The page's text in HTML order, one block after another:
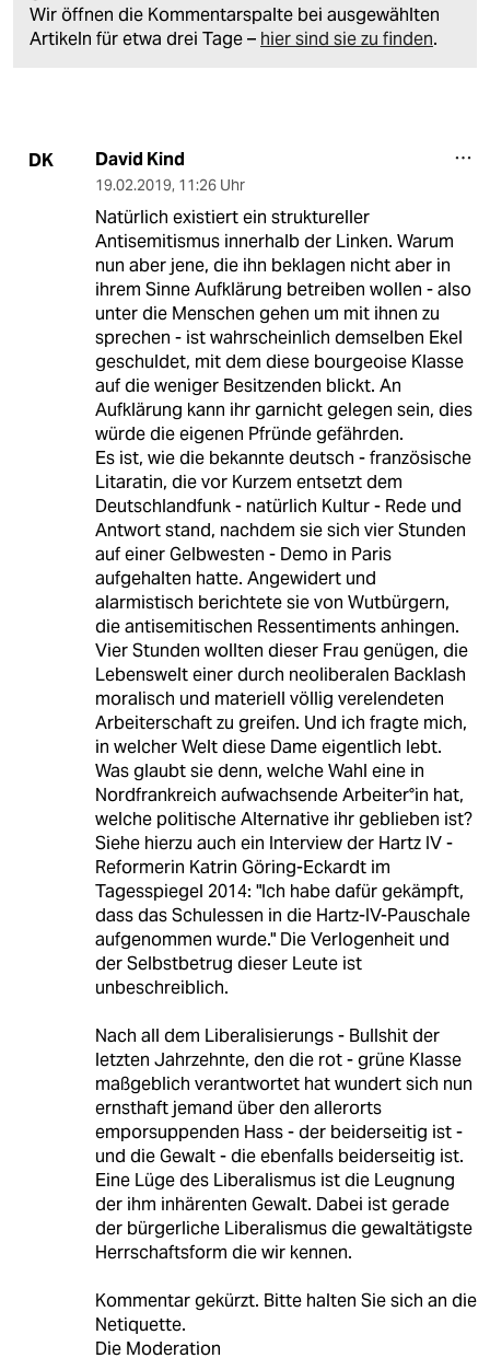
Wir öffnen die Kommentarspalte bei ausgewählten
Artikeln für etwa drei Tage – hier sind sie zu finden.
DK David Kind
19.02.2019, 11:26 Uhr
Natürlich existiert ein struktureller
Antisemitismus innerhalb der Linken. Warum
nun aber jene, die ihn beklagen nicht aber in
ihrem Sinne Aufklärung betreiben wollen - also
unter die Menschen gehen um mit ihnen zu
sprechen - ist wahrscheinlich demselben Ekel
geschuldet, mit dem diese bourgeoise Klasse
auf die weniger Besitzenden blickt. An
Aufklärung kann ihr garnicht gelegen sein, dies
würde die eigenen Pfründe gefährden.
Es ist, wie die bekannte deutsch - französische
Litaratin, die vor Kurzem entsetzt dem
Deutschlandfunk - natürlich Kultur - Rede und
Antwort stand, nachdem sie sich vier Stunden
auf einer Gelbwesten - Demo in Paris
aufgehalten hatte. Angewidert und
alarmistisch berichtete sie von Wutbürgern,
die antisemitischen Ressentiments anhingen.
Vier Stunden wollten dieser Frau genügen, die
Lebenswelt einer durch neoliberalen Backlash
moralisch und materiell völlig verelendeten
Arbeiterschaft zu greifen. Und ich fragte mich,
in welcher Welt diese Dame eigentlich lebt.
Was glaubt sie denn, welche Wahl eine in
Nordfrankreich aufwachsende Arbeiter°in hat,
welche politische Alternative ihr geblieben ist?
Siehe hierzu auch ein Interview der Hartz IV -
Reformerin Katrin Göring-Eckardt im
Tagesspiegel 2014: "Ich habe dafür gekämpft,
dass das Schulessen in die Hartz-IV-Pauschale
aufgenommen wurde." Die Verlogenheit und
der Selbstbetrug dieser Leute ist
unbeschreiblich.
Nach all dem Liberalisierungs - Bullshit der
letzten Jahrzehnte, den die rot - grüne Klasse
maßgeblich verantwortet hat wundert sich nun
ernsthaft jemand über den allerorts
emporsuppenden Hass - der beiderseitig ist -
und die Gewalt - die ebenfalls beiderseitig ist.
Eine Lüge des Liberalismus ist die Leugnung
der ihm inhärenten Gewalt. Dabei ist gerade
der bürgerliche Liberalismus die gewaltätigste
Herrschaftsform die wir kennen.
Kommentar gekürzt. Bitte halten Sie sich an die
Netiquette.
Die Moderation